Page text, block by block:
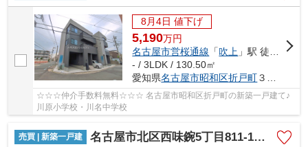
8月4日 値下げ
5,190万円
名古屋市営桜通線 「吹上 」駅 徒歩14分
- / 3LDK / 130.50㎡
愛知県名古屋市昭和区折戸町３丁目4-5
☆☆☆仲介手数料無料☆☆☆ 名古屋市昭和区折戸町の新築一戸建て♪
川原小学校・川名中学校
売買 | 新築一戸建 名古屋市北区西味鋺5丁目811-1【仲介手数料無料】新築一戸建て 1号棟